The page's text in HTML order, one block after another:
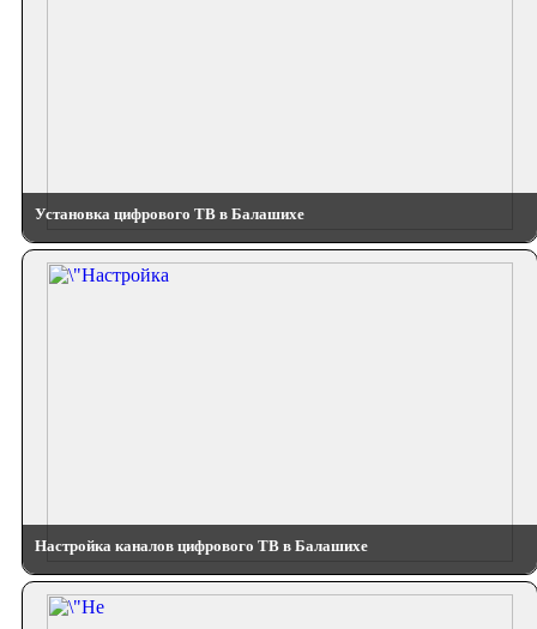
Установка цифрового ТВ в Балашихе
Настройка каналов цифрового ТВ в Балашихе